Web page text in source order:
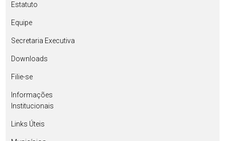
Estatuto
Equipe
Secretaria Executiva
Downloads
Filie-se
Informações
Institucionais
Links Úteis